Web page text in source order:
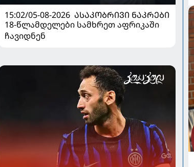
15:02/05-08-2026 ᲐᲡᲐᲙᲝᲑᲠᲘᲕᲘ ᲜᲐᲙᲠᲔᲑᲘ
18-წლამდელები სამხრეთ აფრიკაში
ჩავიდნენ